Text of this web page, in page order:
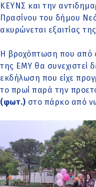
ΚΕΥΝΣ και την
Πρασίνου του δήμου
ακυρώνεται εξαιτίας
Η βροχόπτωση που από
της ΕΜΥ θα συνεχιστεί
εκδήλωση που είχε
το πρωί παρά την
(φωτ.) στο πάρκο από